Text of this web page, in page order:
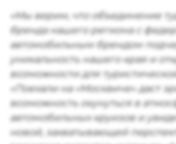
«Мы верим, что объединение
бренда нашего региона с
автомобильным брендом
уникальность нашего края и
возможности для
«Поехали на «Москвиче» даст
возможность окунуться в
автомобильных круизов и
новой, захватывающей